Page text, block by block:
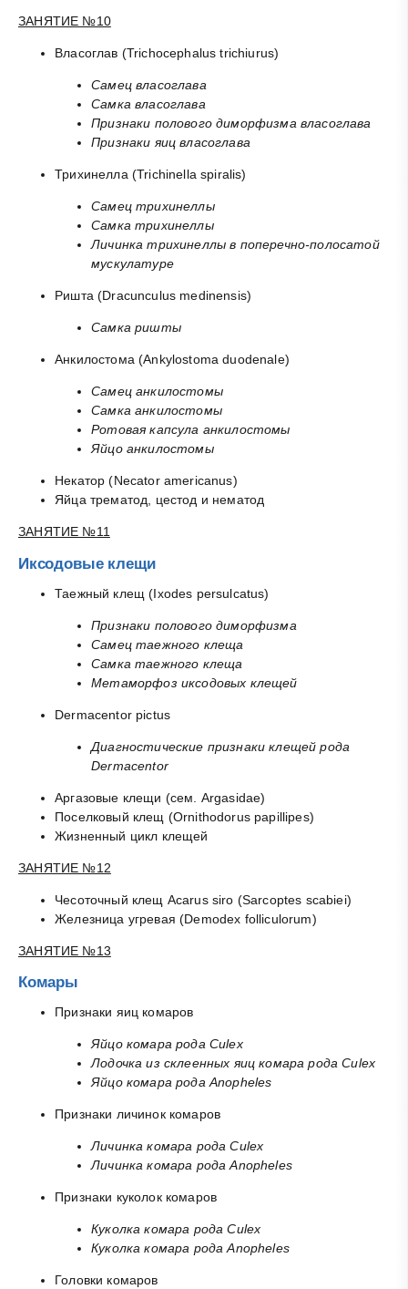
ЗАНЯТИЕ №10
Власоглав (Trichocephalus trichiurus)
Самец власоглава
Самка власоглава
Признаки полового диморфизма власоглава
Признаки яиц власоглава
Трихинелла (Trichinella spiralis)
Самец трихинеллы
Самка трихинеллы
Личинка трихинеллы в поперечно-полосатой
мускулатуре
Ришта (Dracunculus medinensis)
Самка ришты
Анкилостома (Ankylostoma duodenale)
Самец анкилостомы
Самка анкилостомы
Ротовая капсула анкилостомы
Яйцо анкилостомы
Некатор (Necator americanus)
Яйца трематод, цестод и нематод
ЗАНЯТИЕ №11
Иксодовые клещи
Таежный клещ (Ixodes persulcatus)
Признаки полового диморфизма
Самец таежного клеща
Самка таежного клеща
Метаморфоз иксодовых клещей
Dermacentor pictus
Диагностические признаки клещей рода
Dermacentor
Аргазовые клещи (сем. Argasidae)
Поселковый клещ (Ornithodorus papillipes)
Жизненный цикл клещей
ЗАНЯТИЕ №12
Чесоточный клещ Acarus siro (Sarcoptes scabiei)
Железница угревая (Demodex folliculorum)
ЗАНЯТИЕ №13
Комары
Признаки яиц комаров
Яйцо комара рода Culex
Лодочка из склеенных яиц комара рода Culex
Яйцо комара рода Anopheles
Признаки личинок комаров
Личинка комара рода Culex
Личинка комара рода Anopheles
Признаки куколок комаров
Куколка комара рода Culex
Куколка комара рода Anopheles
Головки комаров